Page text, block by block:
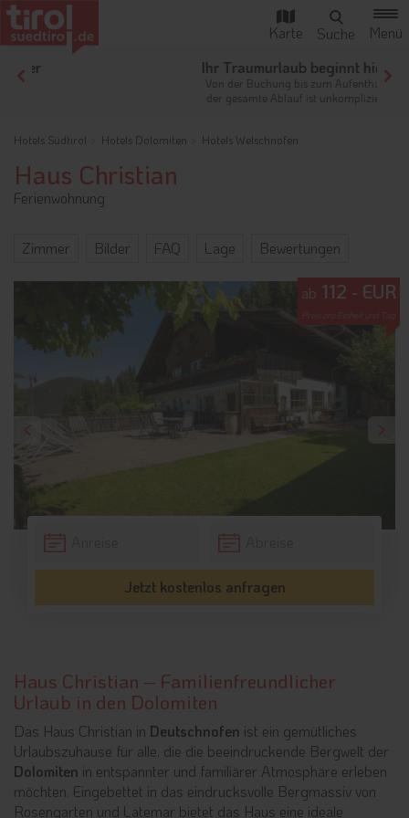
Ihr Traumurlaub beginnt hier!
Von der Buchung bis zum Aufenthalt,
der gesamte Ablauf ist unkompliziert
Hotels Südtirol Hotels Dolomiten Hotels Welschnofen
Haus Christian
Ferienwohnung
Zimmer Bilder FAQ Lage Bewertungen
ab 112 - EUR
Jetzt kostenlos anfragen
Haus Christian – Familienfreundlicher
Urlaub in den Dolomiten
Das Haus Christian in Deutschnofen ist ein gemütliches
Urlaubszuhause für alle, die die beeindruckende Bergwelt der
Dolomiten in entspannter und familiärer Atmosphäre erleben
möchten. Eingebettet in das eindrucksvolle Bergmassiv von
Rosengarten und Latemar bietet das Haus eine ideale